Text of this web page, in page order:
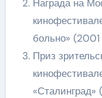
Награда на
больно» (2001
Приз
«Сталинград»